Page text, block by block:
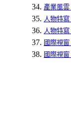
產業風雲
人物特寫
人物特寫
國際視窗
國際視窗